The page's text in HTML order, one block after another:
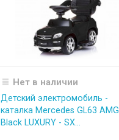
Нет в наличии
Детский электромобиль -
каталка Mercedes GL63 AMG
Black LUXURY - SX...